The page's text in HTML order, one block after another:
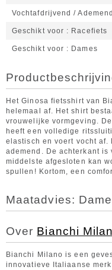
Vochtafdrijvend / Ademend
Geschikt voor Racefiets
Geschikt voor Dames
Het Ginosa fietsshirt van
helemaal af. Het shirt
vrouwelijke vormgeving.
heeft een volledige
elastisch en voert vocht af.
ademend. De achterkant
middelste afgesloten kan
spullen! Kortom, een
Maatadvies:
Over Bianchi
Bianchi Milano is een
innovatieve Italiaanse